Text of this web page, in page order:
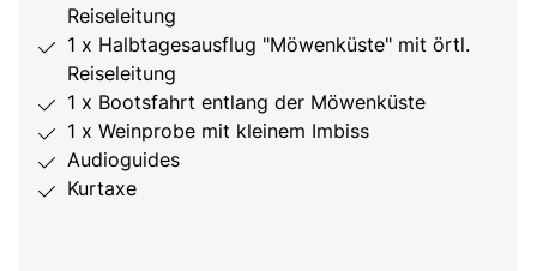
Reiseleitung
1 x Halbtagesausflug "Möwenküste" mit örtl.
Reiseleitung
1 x Bootsfahrt entlang der Möwenküste
1 x Weinprobe mit kleinem Imbiss
Audioguides
Kurtaxe